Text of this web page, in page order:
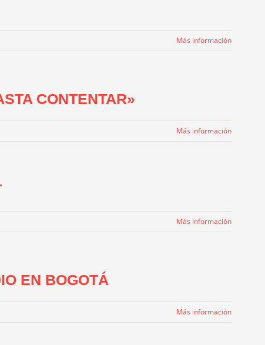
Más información
CONTENTAR»
Más información
Más información
EN BOGOTÁ
Más información